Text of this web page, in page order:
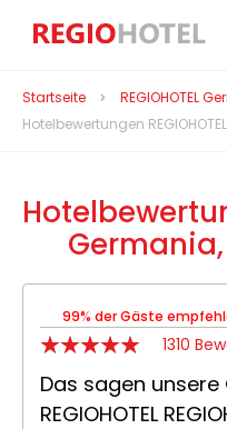
Startseite
REGIOHOTEL
Hotelbewertungen
99% der Gäste
1310
Das sagen
REGIOHOTEL